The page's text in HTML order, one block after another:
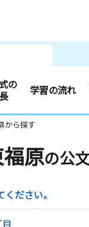
の
学習の流れ
から探す
原の公
ださい。